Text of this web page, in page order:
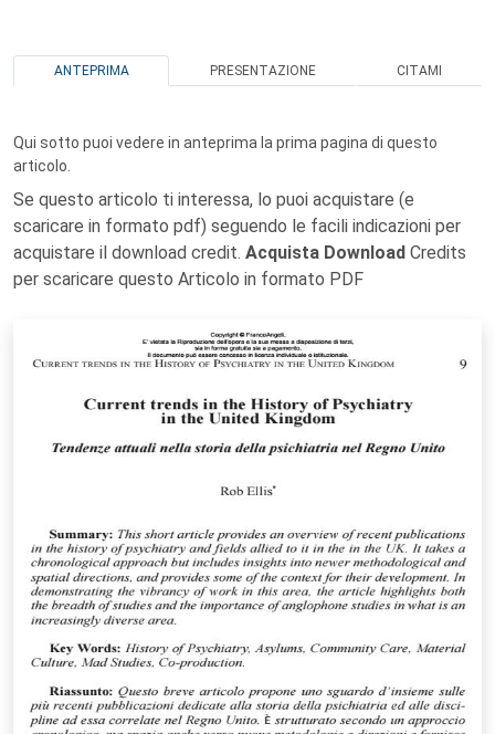
ANTEPRIMA PRESENTAZIONE CITAMI
Qui sotto puoi vedere in anteprima la prima pagina di questo
articolo.
Se questo articolo ti interessa, lo puoi acquistare (e
scaricare in formato pdf) seguendo le facili indicazioni per
acquistare il download credit. Acquista Download Credits
per scaricare questo Articolo in formato PDF